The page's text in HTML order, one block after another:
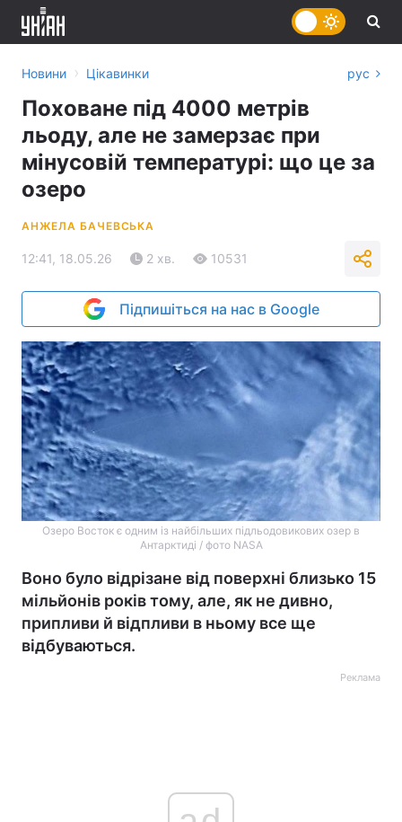
Новини › Цікавинки рус
Поховане під 4000 метрів
льоду, але не замерзає при
мінусовій температурі: що це за
озеро
АНЖЕЛА БАЧЕВСЬКА
12:41, 18.05.26 2 хв. 10531
Підпишіться на нас в Google
Озеро Восток є одним із найбільших підльодовикових озер в
Антарктиді / фото NASA
Воно було відрізане від поверхні близько 15
мільйонів років тому, але, як не дивно,
припливи й відпливи в ньому все ще
відбуваються.
Реклама